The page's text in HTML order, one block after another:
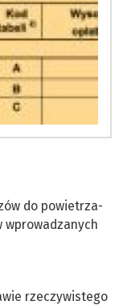
do powietrza-
wprowadzanych
rzeczywistego